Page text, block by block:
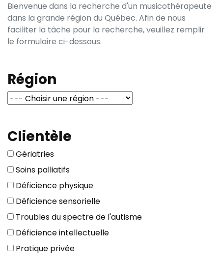
Bienvenue dans la recherche d'un musicothérapeute
dans la grande région du Québec. Afin de nous
faciliter la tâche pour la recherche, veuillez remplir
le formulaire ci-dessous.
Région
Clientèle
Gériatries
Soins palliatifs
Déficience physique
Déficience sensorielle
Troubles du spectre de l'autisme
Déficience intellectuelle
Pratique privée